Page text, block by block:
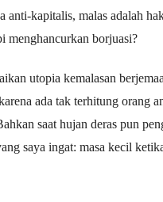
anti-kapitalis, malas adalah
menghancurkan borjuasi?
utopia kemalasan
ada tak terhitung orang
saat hujan deras pun
saya ingat: masa kecil